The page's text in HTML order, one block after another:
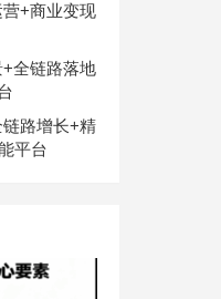
+商业变现
全链路落地
路增长+精
平台